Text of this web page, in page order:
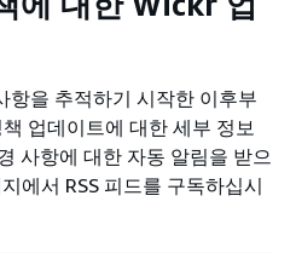
항을 추적하기 시작한 이후부
업데이트에 대한 세부 정보
사항에 대한 자동 알림을 받으
에서 RSS 피드를 구독하십시